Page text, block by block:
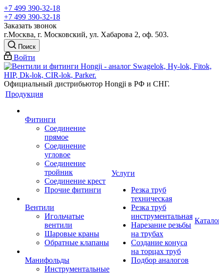
+7 499 390-32-18
+7 499 390-32-18
Заказать звонок
г.Москва, г. Московский, ул. Хабарова 2, оф. 503.
Поиск
Войти
Официальный дистрибьютор Hongji в РФ и СНГ.
Продукция
Фитинги
Соединение
прямое
Соединение
угловое
Соединение
тройник
Соединение крест
Прочие фитинги
Вентили
Игольчатые
вентили
Шаровые краны
Обратные клапаны
Манифольды
Инструментальные
Услуги
Резка труб
техническая
Резка труб
инструментальная
Нарезание резьбы
на трубах
Создание конуса
на торцах труб
Подбор аналогов